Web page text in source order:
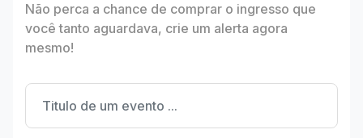
Não perca a chance de comprar o ingresso que
você tanto aguardava, crie um alerta agora
mesmo!